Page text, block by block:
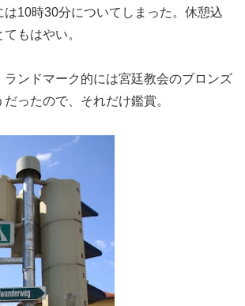
は10時30分についてしまった。休憩込
もはやい。
ランドマーク的には宮廷教会のブロンズ
ったので、それだけ鑑賞。